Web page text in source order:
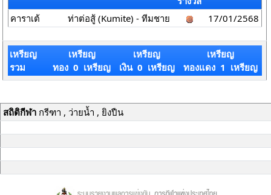
คาราเต้ ท่าต่อสู้ (Kumite) - ทีมชาย 17/01/2568
เหรียญ
รวม
เหรียญ
ทอง 0 เหรียญ
เหรียญ
เงิน 0 เหรียญ
เหรียญ
ทองแดง 1 เหรียญ
สถิติกีฬากรีฑา , ว่ายน้ำ , ยิงปืน